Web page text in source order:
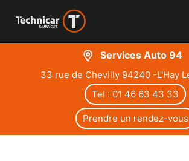
Services Auto 94
33 rue de Chevilly 94240 -L'Hay
Tel : 01 46 63 43 33
Prendre un rendez-vous